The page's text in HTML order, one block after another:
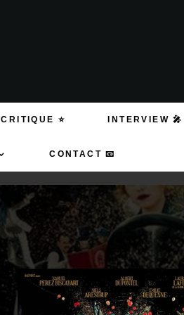
CRITIQUE ⭐ INTERVIEW 🎤
CONTACT 📧